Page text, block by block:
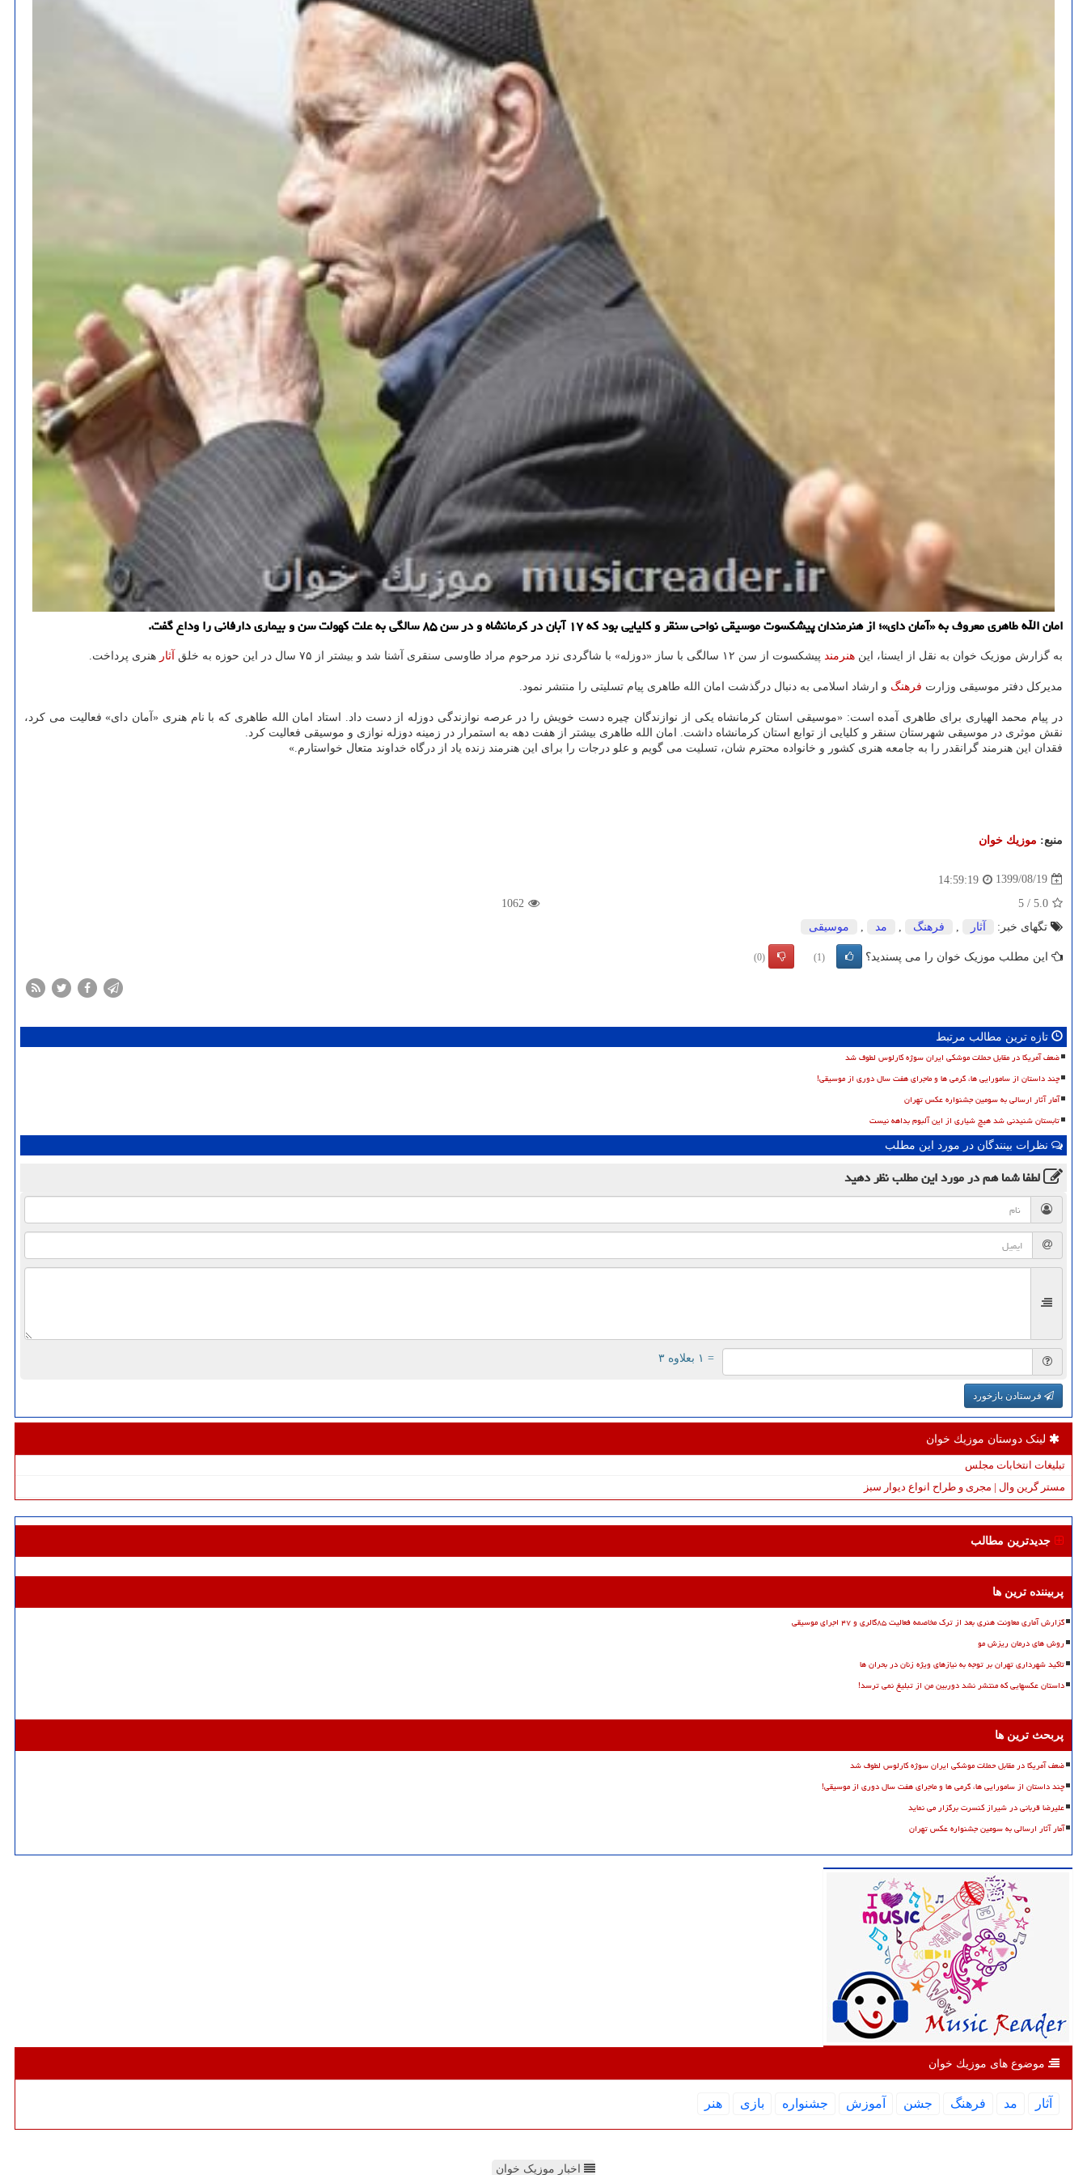
امان الله طاهری معروف به «آمان دای»؛ از هنرمندان پیشكسوت موسیقی نواحی سنقر و كلیایی بود كه ۱۷ آبان در كرمانشاه و در سن ۸۵ سالگی به علت كهولت سن و بیماری دارفانی را وداع گفت.
به گزارش موزیک خوان به نقل از ایسنا، این هنرمند پیشکسوت از سن ۱۲ سالگی با ساز «دوزله» با شاگردی نزد مرحوم مراد طاوسی سنقری آشنا شد و بیشتر از ۷۵ سال در این حوزه به خلق آثار هنری پرداخت.
مدیرکل دفتر موسیقی وزارت فرهنگ و ارشاد اسلامی به دنبال درگذشت امان الله طاهری پیام تسلیتی را منتشر نمود.
در پیام محمد الهیاری برای طاهری آمده است: «موسیقی استان کرمانشاه یکی از نوازندگان چیره دست خویش را در عرصه نوازندگی دوزله از دست داد. استاد امان الله طاهری که با نام هنری «آمان دای» فعالیت می کرد،
نقش موثری در موسیقی شهرستان سنقر و کلیایی از توابع استان کرمانشاه داشت. امان الله طاهری بیشتر از هفت دهه به استمرار در زمینه دوزله نوازی و موسیقی فعالیت کرد.
فقدان این هنرمند گرانقدر را به جامعه هنری کشور و خانواده محترم شان، تسلیت می گویم و علو درجات را برای این هنرمند زنده یاد از درگاه خداوند متعال خواستارم.»
منبع: موزیك خوان
1399/08/19
14:59:19
5.0
/
5
1062
تگهای خبر:
آثار , فرهنگ , مد , موسیقی
این مطلب موزیک خوان را می پسندید؟ (1)
(0)
تازه ترین مطالب مرتبط
ضعف آمریکا در مقابل حملات موشکی ایران سوژه کارلوس لطوف شد
چند داستان از سامورایی ها، گرمی ها و ماجرای هفت سال دوری از موسیقی!
آمار آثار ارسالی به سومین جشنواره عکس تهران
تابستان شنیدنی شد هیچ شیاری از این آلبوم بداهه نیست
نظرات بینندگان در مورد این مطلب
لطفا شما همدر مورد این مطلبنظر دهید
= ۱ بعلاوه ۳
فرستادن بازخورد
لینک دوستان موزیك خوان
تبلیغات انتخابات مجلس
مستر گرین وال | مجری و طراح انواع دیوار سبز
جدیدترین مطالب
پربیننده ترین ها
گزارش آماری معاونت هنری بعد از ترک مخاصمه فعالیت ۸۵گالری و ۴۷ اجرای موسیقی
روش های درمان ریزش مو
تاکید شهرداری تهران بر توجه به نیازهای ویژه زنان در بحران ها
داستان عکسهایی که منتشر نشد دوربین من از تبلیغ نمی ترسد!
پربحث ترین ها
ضعف آمریکا در مقابل حملات موشکی ایران سوژه کارلوس لطوف شد
چند داستان از سامورایی ها، گرمی ها و ماجرای هفت سال دوری از موسیقی!
علیرضا قربانی در شیراز کنسرت برگزار می نماید
آمار آثار ارسالی به سومین جشنواره عکس تهران
موضوع های موزیك خوان
آثار مد فرهنگ جشن آموزش جشنواره بازی هنر
اخبار موزیک خوان